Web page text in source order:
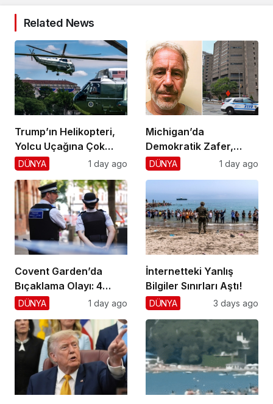
Related News
Trump’ın Helikopteri,
Yolcu Uçağına Çok
Yaklaştı!
DÜNYA 1 day ago
Michigan’da
Demokratik Zafer,
Cumhuriyetçilere
DÜNYA 1 day ago
Covent Garden’da
Bıçaklama Olayı: 4
Yaralı, 1 Gözaltı
DÜNYA 1 day ago
İnternetteki Yanlış
Bilgiler Sınırları Aştı!
DÜNYA 3 days ago